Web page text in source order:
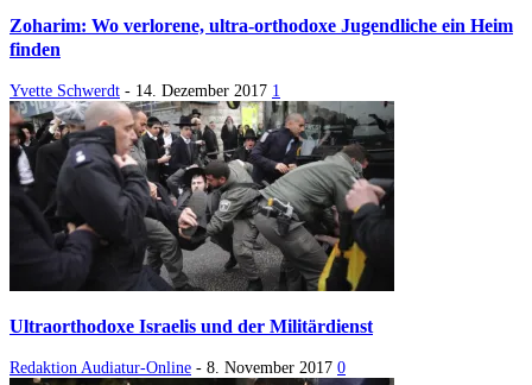
Zoharim: Wo verlorene, ultra-orthodoxe Jugendliche ein Heim
finden
Yvette Schwerdt - 14. Dezember 2017 1
Ultraorthodoxe Israelis und der Militärdienst
Redaktion Audiatur-Online - 8. November 2017 0